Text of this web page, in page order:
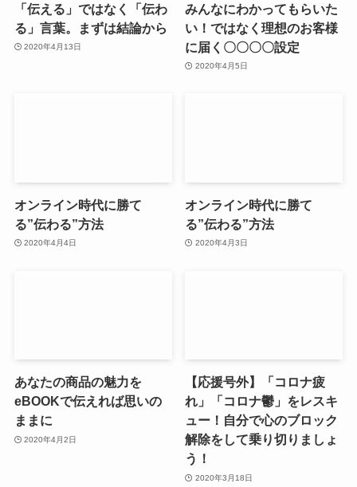
「伝える」ではなく「伝わ
る」言葉。まずは結論から
2020年4月13日
みんなにわかってもらいた
い！ではなく理想のお客様
に届く〇〇〇〇設定
2020年4月5日
オンライン時代に勝て
る”伝わる”方法
2020年4月4日
オンライン時代に勝て
る”伝わる”方法
2020年4月3日
あなたの商品の魅力を
eBOOKで伝えれば思いの
ままに
2020年4月2日
【応援号外】「コロナ疲
れ」「コロナ鬱」をレスキ
ュー！自分で心のブロック
解除をして乗り切りましょ
う！
2020年3月18日